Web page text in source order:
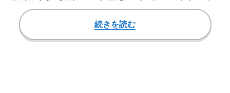
文化人類学者デヴ…
続きを読む